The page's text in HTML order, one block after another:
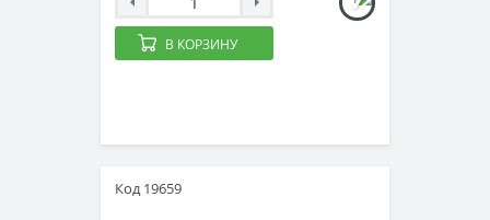
В КОРЗИНУ
Код 19659